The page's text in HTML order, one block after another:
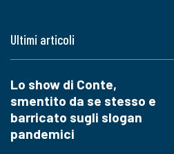
Ultimi articoli
Lo show di Conte,
smentito da se stesso e
barricato sugli slogan
pandemici